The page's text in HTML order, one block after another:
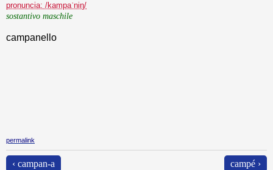
pronuncia: /kampaˈniŋ/
sostantivo maschile
campanello
permalink
‹ campan-a campé ›